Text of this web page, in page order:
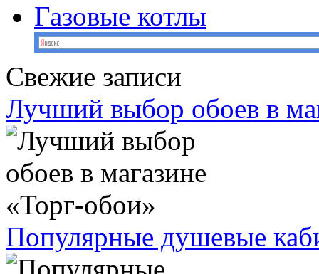
Газовые котлы
Свежие записи
Лучший выбор обоев в
Популярные душевые